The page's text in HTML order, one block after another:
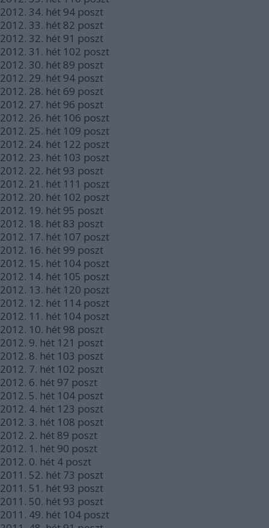
2012. 34. hét 94 poszt
2012. 33. hét 82 poszt
2012. 32. hét 91 poszt
2012. 31. hét 102 poszt
2012. 30. hét 89 poszt
2012. 29. hét 94 poszt
2012. 28. hét 69 poszt
2012. 27. hét 96 poszt
2012. 26. hét 106 poszt
2012. 25. hét 109 poszt
2012. 24. hét 122 poszt
2012. 23. hét 103 poszt
2012. 22. hét 93 poszt
2012. 21. hét 111 poszt
2012. 20. hét 102 poszt
2012. 19. hét 95 poszt
2012. 18. hét 83 poszt
2012. 17. hét 107 poszt
2012. 16. hét 99 poszt
2012. 15. hét 104 poszt
2012. 14. hét 105 poszt
2012. 13. hét 120 poszt
2012. 12. hét 114 poszt
2012. 11. hét 104 poszt
2012. 10. hét 98 poszt
2012. 9. hét 121 poszt
2012. 8. hét 103 poszt
2012. 7. hét 102 poszt
2012. 6. hét 97 poszt
2012. 5. hét 104 poszt
2012. 4. hét 123 poszt
2012. 3. hét 108 poszt
2012. 2. hét 89 poszt
2012. 1. hét 90 poszt
2012. 0. hét 4 poszt
2011. 52. hét 73 poszt
2011. 51. hét 93 poszt
2011. 50. hét 93 poszt
2011. 49. hét 104 poszt